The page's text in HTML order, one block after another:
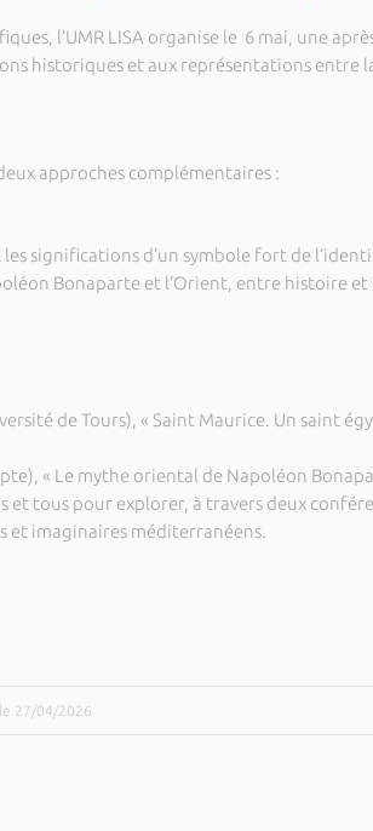
l’UMR LISA organise le 6 mai, une
historiques et aux représentations entre
approches complémentaires :
significations d’un symbole fort de
Bonaparte et l’Orient, entre histoire
de Tours), « Saint Maurice. Un saint
« Le mythe oriental de Napoléon
et tous pour explorer, à travers deux
et imaginaires méditerranéens.
27/04/2026